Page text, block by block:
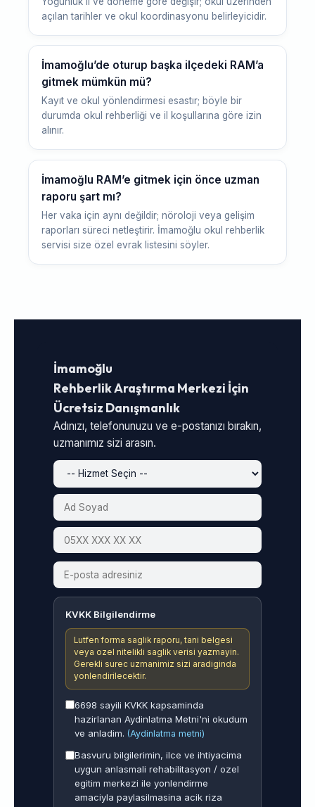
açılan tarihler ve okul koordinasyonu belirleyicidir.
İmamoğlu’de oturup başka ilçedeki RAM’a
gitmek mümkün mü?
Kayıt ve okul yönlendirmesi esastır; böyle bir
durumda okul rehberliği ve il koşullarına göre izin
alınır.
İmamoğlu RAM’e gitmek için önce uzman
raporu şart mı?
Her vaka için aynı değildir; nöroloji veya gelişim
raporları süreci netleştirir. İmamoğlu okul rehberlik
servisi size özel evrak listesini söyler.
İmamoğlu
Rehberlik Araştırma Merkezi İçin
Ücretsiz Danışmanlık
Adınızı, telefonunuzu ve e-postanızı bırakın,
uzmanımız sizi arasın.
KVKK Bilgilendirme
Lutfen forma saglik raporu, tani belgesi
veya ozel nitelikli saglik verisi yazmayin.
Gerekli surec uzmanimiz sizi aradiginda
yonlendirilecektir.
6698 sayili KVKK kapsaminda
hazirlanan Aydinlatma Metni'ni okudum
ve anladim. (Aydinlatma metni)
Basvuru bilgilerimin, ilce ve ihtiyacima
uygun anlasmali rehabilitasyon / ozel
egitim merkezi ile yonlendirme
amaciyla paylasilmasina acik riza